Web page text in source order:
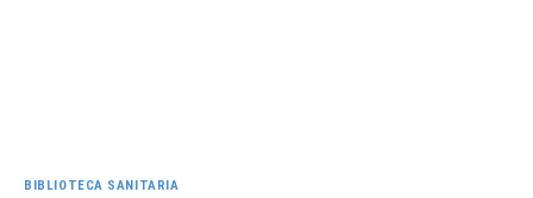
BIBLIOTECA SANITARIA